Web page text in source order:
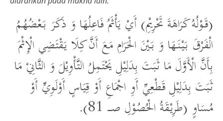
(قَوْلُهُ كَرَاهَةَ تَحْرِيْمِ) أَيْ يَأْثَمُ فَاعِلُهَا وَ ذَكَرَ بَعْضُهُمُ
الْفَرْقَ بَيْنَهَا وَ بَيْنَ الْحَرَامِ مَعَ أَنَّ كِلَا يَقْتَضِي الْإِثْمَ
بِأَنَّ الْأَوَّلَ مَا ثَبَتَ بِدَلِيْلِ يَحْتَمِلُ التَّأْوِيْلَ وَ الثَّانِيْ مَا
ثَبَتَ بِدَلِيْلِ قَطْعِيِّ أَوِ اجْمَاعِ أَوْ قِيَاسٍ أَوْلَوِيٍّ أَوْ
مُسَاوٍ (طَرِيْقَةُ الْحُصُوْلِ صــــ 81).